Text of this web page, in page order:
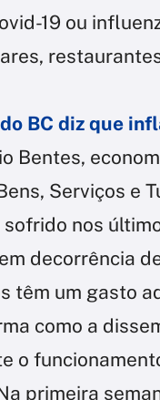
19 ou
BC diz que
Bentes,
Serviços e
nos
decorrência
têm um gasto
como a
o
primeira